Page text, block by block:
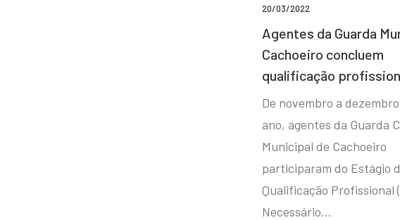
20/03/2022
Agentes da Guarda
Cachoeiro concluem
qualificação
De novembro a
ano, agentes da Guarda
Municipal de Cachoeiro
participaram do Estágio
Qualificação Profissional
Necessário…